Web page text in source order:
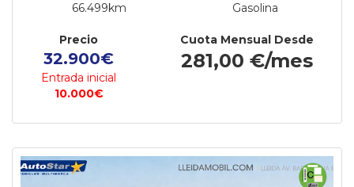
66.499km Gasolina
Precio
32.900€
Entrada inicial
10.000€
Cuota Mensual Desde
281,00 €/mes